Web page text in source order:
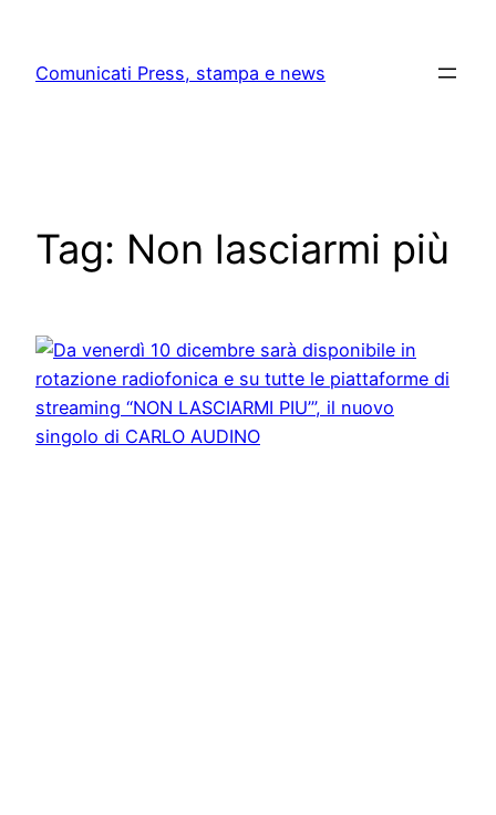
content
Comunicati Press, stampa e news
Tag: Non lasciarmi più